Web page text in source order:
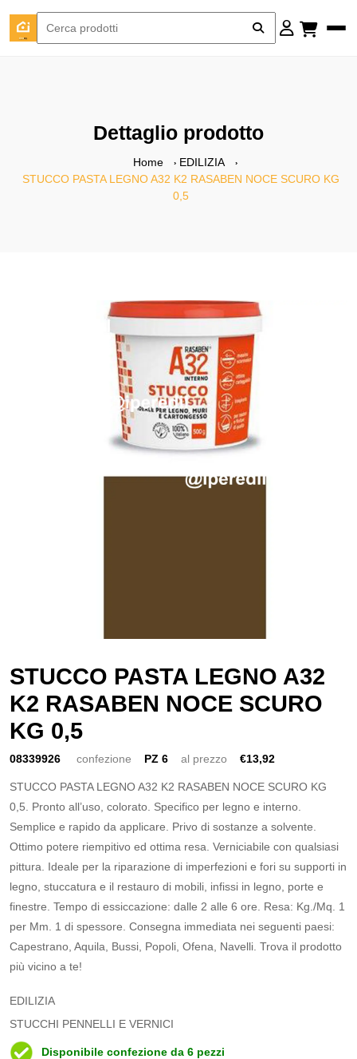
Dettaglio prodotto
Home
EDILIZIA
STUCCO PASTA LEGNO A32 K2 RASABEN NOCE SCURO KG
0,5
STUCCO PASTA LEGNO A32
K2 RASABEN NOCE SCURO
KG 0,5
08339926 confezione PZ 6 al prezzo €13,92
STUCCO PASTA LEGNO A32 K2 RASABEN NOCE SCURO KG
0,5. Pronto all’uso, colorato. Specifico per legno e interno.
Semplice e rapido da applicare. Privo di sostanze a solvente.
Ottimo potere riempitivo ed ottima resa. Verniciabile con qualsiasi
pittura. Ideale per la riparazione di imperfezioni e fori su supporti in
legno, stuccatura e il restauro di mobili, infissi in legno, porte e
finestre. Tempo di essiccazione: dalle 2 alle 6 ore. Resa: Kg./Mq. 1
per Mm. 1 di spessore. Consegna immediata nei seguenti paesi:
Capestrano, Aquila, Bussi, Popoli, Ofena, Navelli. Trova il prodotto
più vicino a te!
EDILIZIA
STUCCHI PENNELLI E VERNICI
Disponibile confezione da 6 pezzi